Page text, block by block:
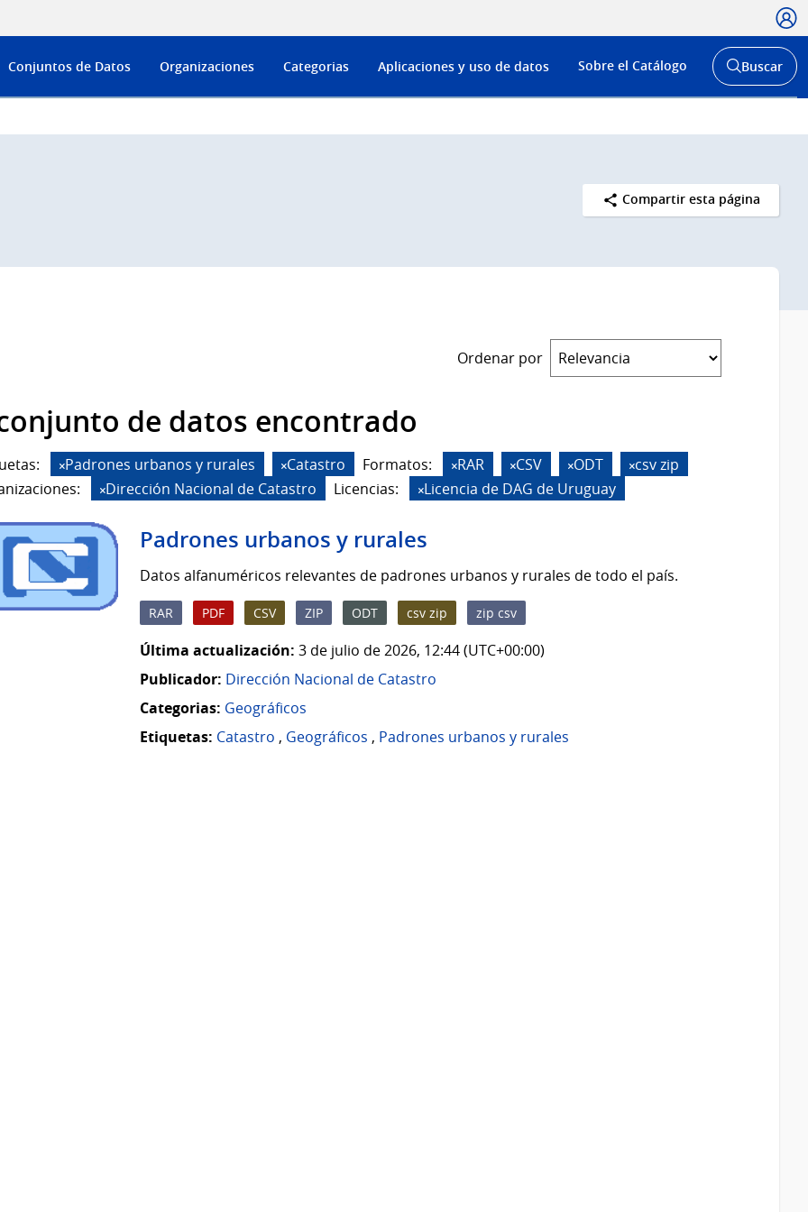
Menú
de
Conjuntos de Datos Organizaciones Categorias Aplicaciones y uso de datos Sobre el Catálogo
Abrir
buscador
Buscar
Compartir esta página
Ordenar por
de datos encontrado
Padrones urbanos y rurales Catastro Formatos: RAR CSV ODT
csv zip
Dirección Nacional de Catastro Licencias: Licencia de DAG de Uruguay
Padrones urbanos y rurales
Datos alfanuméricos relevantes de padrones urbanos y rurales de todo el país.
RAR PDF CSV ZIP ODT csv zip zip csv
Última actualización: 3 de julio de 2026, 12:44 (UTC+00:00)
Publicador: Dirección Nacional de Catastro
Categorias: Geográficos
Etiquetas: Catastro , Geográficos , Padrones urbanos y rurales